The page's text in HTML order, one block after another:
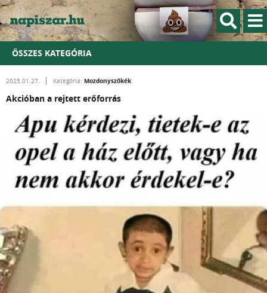
ÖSSZES KATEGÓRIA
2025.01.27. Kategória: Mozdonyszőkék
Akcióban a rejtett erőforrás